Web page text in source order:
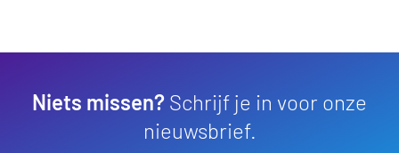
Niets missen? Schrijf je in voor onze
nieuwsbrief.